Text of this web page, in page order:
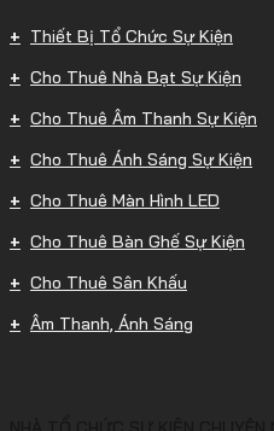
Thiết Bị Tổ Chức Sự Kiện
Cho Thuê Nhà Bạt Sự Kiện
Cho Thuê Âm Thanh Sự Kiện
Cho Thuê Ánh Sáng Sự Kiện
Cho Thuê Màn Hình LED
Cho Thuê Bàn Ghế Sự Kiện
Cho Thuê Sân Khấu
Âm Thanh, Ánh Sáng